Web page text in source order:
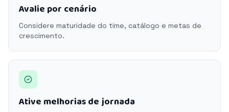
Avalie por cenário
Considere maturidade do time, catálogo e metas de
crescimento.
Ative melhorias de jornada